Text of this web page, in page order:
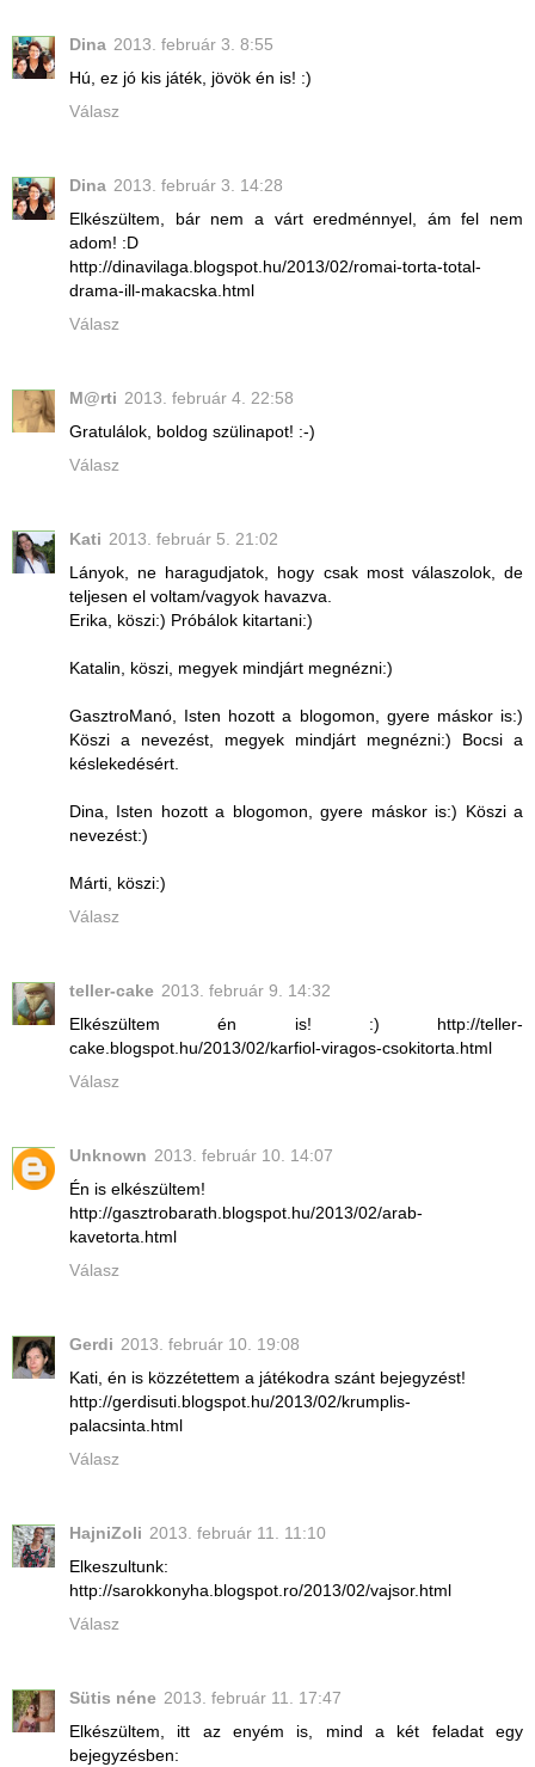
Dina 2013. február 3. 8:55
Hú, ez jó kis játék, jövök én is! :)
Válasz
Dina 2013. február 3. 14:28
Elkészültem, bár nem a várt eredménnyel, ám fel nem
adom! :D
http://dinavilaga.blogspot.hu/2013/02/romai-torta-total-
drama-ill-makacska.html
Válasz
M@rti 2013. február 4. 22:58
Gratulálok, boldog szülinapot! :-)
Válasz
Kati 2013. február 5. 21:02
Lányok, ne haragudjatok, hogy csak most válaszolok, de
teljesen el voltam/vagyok havazva.
Erika, köszi:) Próbálok kitartani:)
Katalin, köszi, megyek mindjárt megnézni:)
GasztroManó, Isten hozott a blogomon, gyere máskor is:)
Köszi a nevezést, megyek mindjárt megnézni:) Bocsi a
késlekedésért.
Dina, Isten hozott a blogomon, gyere máskor is:) Köszi a
nevezést:)
Márti, köszi:)
Válasz
teller-cake 2013. február 9. 14:32
Elkészültem én is! :) http://teller-
cake.blogspot.hu/2013/02/karfiol-viragos-csokitorta.html
Válasz
Unknown 2013. február 10. 14:07
Én is elkészültem!
http://gasztrobarath.blogspot.hu/2013/02/arab-
kavetorta.html
Válasz
Gerdi 2013. február 10. 19:08
Kati, én is közzétettem a játékodra szánt bejegyzést!
http://gerdisuti.blogspot.hu/2013/02/krumplis-
palacsinta.html
Válasz
HajniZoli 2013. február 11. 11:10
Elkeszultunk:
http://sarokkonyha.blogspot.ro/2013/02/vajsor.html
Válasz
Sütis néne 2013. február 11. 17:47
Elkészültem, itt az enyém is, mind a két feladat egy
bejegyzésben: